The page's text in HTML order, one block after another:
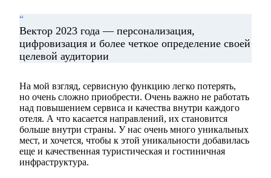
“
Вектор 2023 года — персонализация,
цифровизация и более четкое определение своей
целевой аудитории
На мой взгляд, сервисную функцию легко потерять,
но очень сложно приобрести. Очень важно не работать
над повышением сервиса и качества внутри каждого
отеля. А что касается направлений, их становится
больше внутри страны. У нас очень много уникальных
мест, и хочется, чтобы к этой уникальности добавилась
еще и качественная туристическая и гостиничная
инфраструктура.